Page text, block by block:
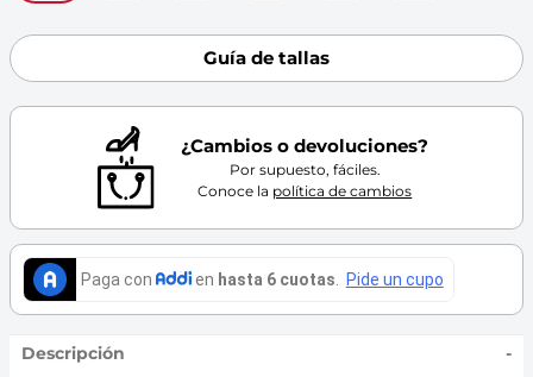
Guía de tallas
¿Cambios o devoluciones?
Por supuesto, fáciles.
Conoce la política de cambios
Descripción -
10. bubble gummers